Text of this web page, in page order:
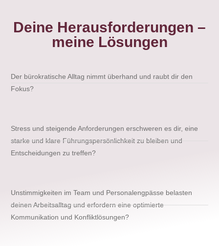
Deine Herausforderungen –
meine Lösungen
Der bürokratische Alltag nimmt überhand und raubt dir den
Fokus?
Stress und steigende Anforderungen erschweren es dir, eine
starke und klare Führungspersönlichkeit zu bleiben und
Entscheidungen zu treffen?
Unstimmigkeiten im Team und Personalengpässe belasten
deinen Arbeitsalltag und erfordern eine optimierte
Kommunikation und Konfliktlösungen?